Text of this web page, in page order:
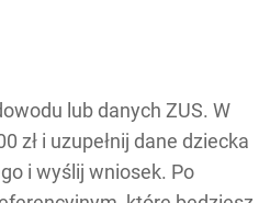
lub danych ZUS. W
zł i uzupełnij dane dziecka
i wyślij wniosek. Po